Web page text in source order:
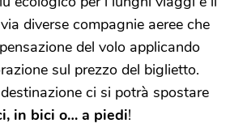
diverse compagnie aeree che
del volo applicando
sul prezzo del biglietto.
ci si potrà spostare
in bici o… a piedi!